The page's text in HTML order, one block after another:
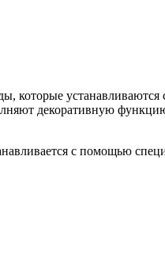
устанавливаются
декоративную
с помощью